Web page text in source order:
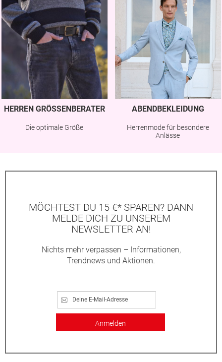
HERREN GRÖSSENBERATER
Die optimale Größe
ABENDBEKLEIDUNG
Herrenmode für besondere
Anlässe
MÖCHTEST DU 15 €* SPAREN? DANN
MELDE DICH ZU UNSEREM
NEWSLETTER AN!
Nichts mehr verpassen – Informationen,
Trendnews und Aktionen.
Anmelden